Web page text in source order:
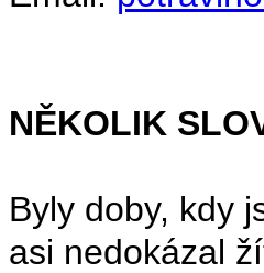
NĚKOLIK
Byly doby, kdy
asi nedokázal